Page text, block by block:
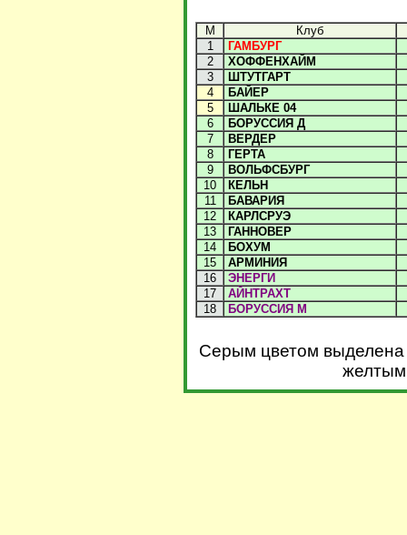
М
Клуб
1
ГАМБУРГ
2
ХОФФЕНХАЙМ
3
ШТУТГАРТ
4
БАЙЕР
5
ШАЛЬКЕ 04
6
БОРУССИЯ Д
7
ВЕРДЕР
8
ГЕРТА
9
ВОЛЬФСБУРГ
10
КЕЛЬН
11
БАВАРИЯ
12
КАРЛСРУЭ
13
ГАННОВЕР
14
БОХУМ
15
АРМИНИЯ
16
ЭНЕРГИ
17
АЙНТРАХТ
18
БОРУССИЯ М
Серым цветом выделена